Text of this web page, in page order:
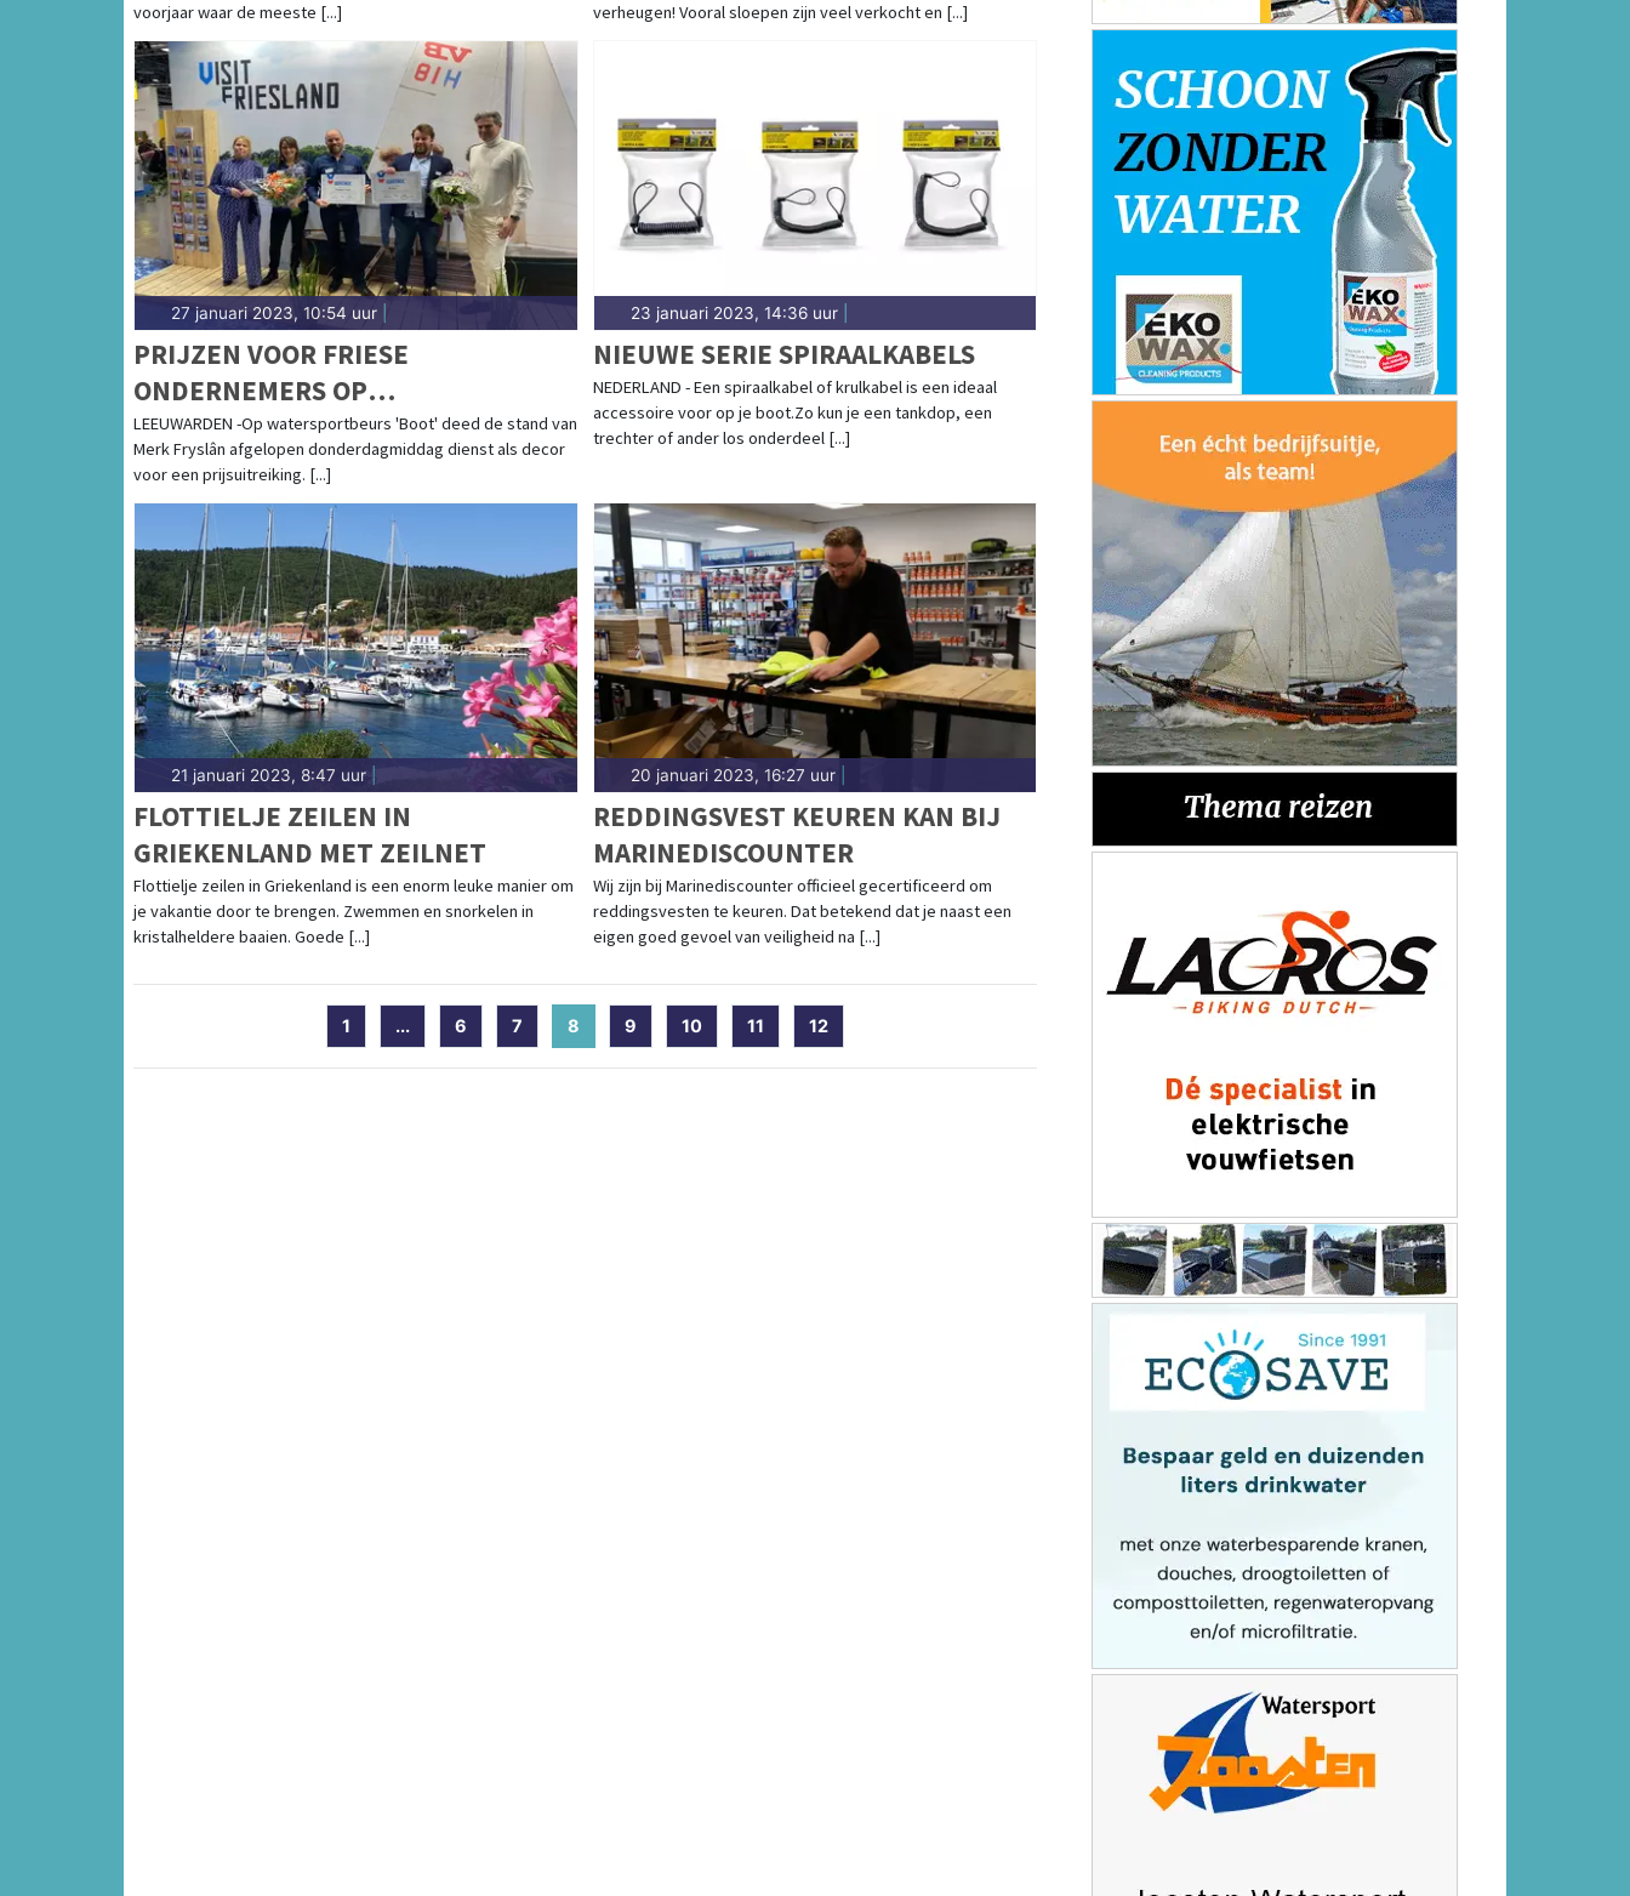
voorjaar waar de meeste [...]
verheugen! Vooral sloepen zijn veel verkocht en [...]
27 januari 2023, 10:54 uur
PRIJZEN VOOR FRIESE
ONDERNEMERS OP
WATERSPORTBEURS 'BOOT'
LEEUWARDEN -Op watersportbeurs 'Boot' deed de stand van
Merk Fryslân afgelopen donderdagmiddag dienst als decor
voor een prijsuitreiking. [...]
23 januari 2023, 14:36 uur|
NIEUWE SERIE SPIRAALKABELS
NEDERLAND - Een spiraalkabel of krulkabel is een ideaal
accessoire voor op je boot.Zo kun je een tankdop, een
trechter of ander los onderdeel [...]
21 januari 2023, 8:47 uur
FLOTTIELJE ZEILEN IN
GRIEKENLAND MET ZEILNET
Flottielje zeilen in Griekenland is een enorm leuke manier om
je vakantie door te brengen. Zwemmen en snorkelen in
kristalheldere baaien. Goede [...]
20 januari 2023, 16:27 uur|
REDDINGSVEST KEUREN KAN BIJ
MARINEDISCOUNTER
Wij zijn bij Marinediscounter officieel gecertificeerd om
reddingsvesten te keuren. Dat betekend dat je naast een
eigen goed gevoel van veiligheid na [...]
1 ... 6 7 8 (current)
9 10 11 12